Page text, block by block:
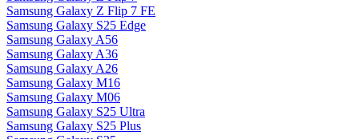
Samsung Galaxy Z Flip 7 FE
Samsung Galaxy S25 Edge
Samsung Galaxy A56
Samsung Galaxy A36
Samsung Galaxy A26
Samsung Galaxy M16
Samsung Galaxy M06
Samsung Galaxy S25 Ultra
Samsung Galaxy S25 Plus